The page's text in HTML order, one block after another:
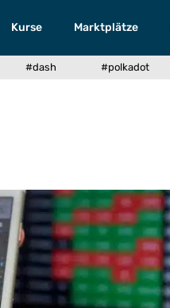
Kurse Marktplätze
#dash #polkadot